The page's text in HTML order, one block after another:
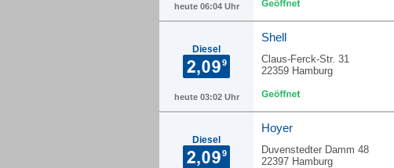
heute 06:04 Uhr
Diesel
heute 03:02 Uhr
Shell
Claus-Ferck-Str. 31
22359 Hamburg
Diesel
Hoyer
Duvenstedter Damm 48
22397 Hamburg